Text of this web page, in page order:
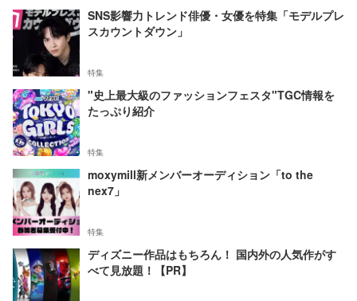
SNS影響力トレンド俳優・女優を特集「モデルプレ
スカウントダウン」
特集
"史上最大級のファッションフェスタ"TGC情報を
たっぷり紹介
特集
moxymill新メンバーオーディション「to the
nex7」
特集
ディズニー作品はもちろん！ 国内外の人気作がす
べて見放題！【PR】